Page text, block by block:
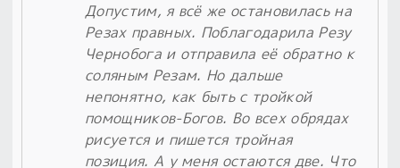
Допустим, я всё же остановилась на
Резах правных. Поблагодарила Резу
Чернобога и отправила её обратно к
соляным Резам. Но дальше
непонятно, как быть с тройкой
помощников-Богов. Во всех обрядах
рисуется и пишется тройная
позиция. А у меня остаются две. Что